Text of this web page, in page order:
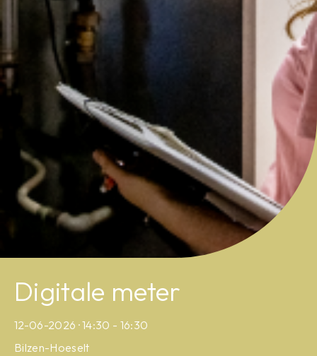
Digitale meter
12-06-2026 · 14:30 - 16:30
Bilzen-Hoeselt